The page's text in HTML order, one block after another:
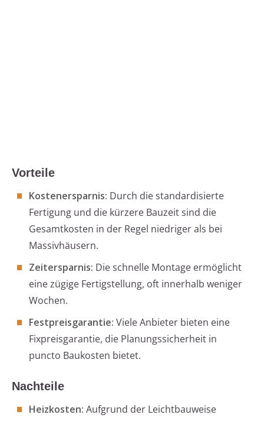
Vorteile
Kostenersparnis: Durch die standardisierte
Fertigung und die kürzere Bauzeit sind die
Gesamtkosten in der Regel niedriger als bei
Massivhäusern.
Zeitersparnis: Die schnelle Montage ermöglicht
eine zügige Fertigstellung, oft innerhalb weniger
Wochen.
Festpreisgarantie: Viele Anbieter bieten eine
Fixpreisgarantie, die Planungssicherheit in
puncto Baukosten bietet.
Nachteile
Heizkosten: Aufgrund der Leichtbauweise